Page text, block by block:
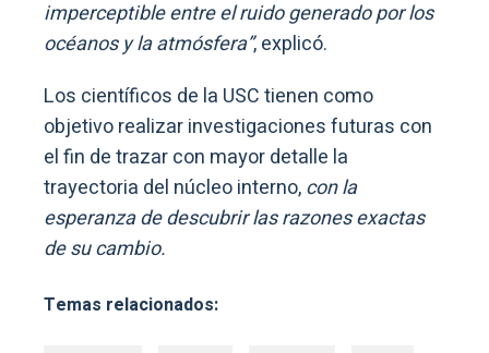
imperceptible entre el ruido generado por los
océanos y la atmósfera”, explicó.
Los científicos de la USC tienen como
objetivo realizar investigaciones futuras con
el fin de trazar con mayor detalle la
trayectoria del núcleo interno,con la
esperanza de descubrir las razones exactas
de su cambio.
Temas relacionados: